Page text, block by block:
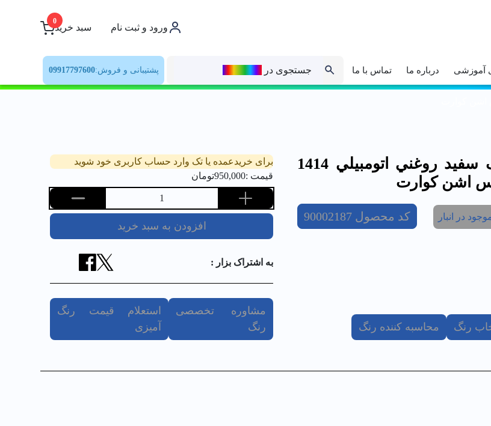
ورود و ثبت نام سبد خرید
0
آموزشی درباره ما تماس با ما جستجوی در پشتیبانی و فروش:09917797600
رنگ سفيد روغني اتومبيلي 1414
اشن كوارت
در انبار کد محصول 90002187
رنگ محاسبه کننده رنگ
برای خریدعمده یا تک وارد حساب کاربری خود شوید
قیمت :950,000تومان
1
افزودن به سبد خرید
به اشتراک بزار :
مشاوره تخصصی
رنگ
استعلام قیمت رنگ
آمیزی